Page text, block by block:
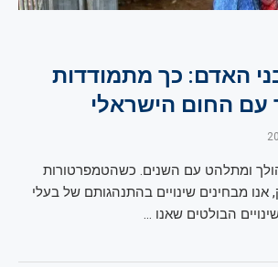
האדם: כך מתמודדות
עם החום הישראלי
ומתלהט עם השנים. כשהטמפרטורות
אנו מבחינים שינויים בהתנהגותם של בעלי
הבולטים שאנו …